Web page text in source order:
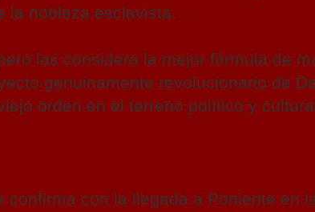
la nobleza esclavista.
las considera la mejor fórmula de
genuinamente revolucionario de
orden en el terreno político y
con la llegada a Poniente en